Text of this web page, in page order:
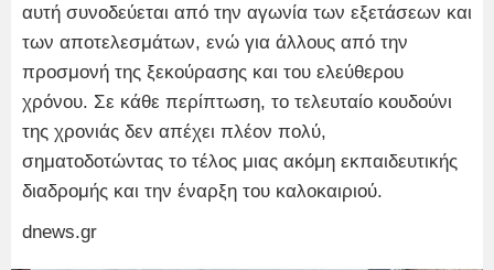
αυτή συνοδεύεται από την αγωνία των εξετάσεων και
των αποτελεσμάτων, ενώ για άλλους από την
προσμονή της ξεκούρασης και του ελεύθερου
χρόνου. Σε κάθε περίπτωση, το τελευταίο κουδούνι
της χρονιάς δεν απέχει πλέον πολύ,
σηματοδοτώντας το τέλος μιας ακόμη εκπαιδευτικής
διαδρομής και την έναρξη του καλοκαιριού.
dnews.gr